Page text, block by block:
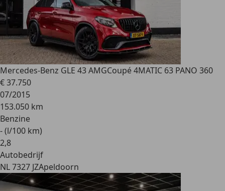
Mercedes-Benz GLE 43 AMGCoupé 4MATIC 63 PANO 360
€ 37.750
07/2015
153.050 km
Benzine
- (l/100 km)
2,8
Autobedrijf
NL 7327 JZApeldoorn